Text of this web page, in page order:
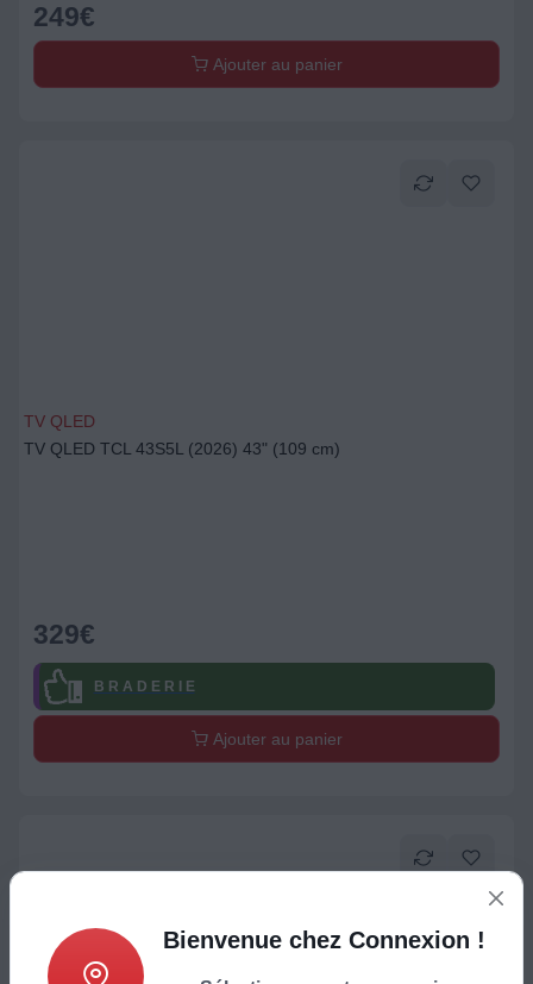
249€
Ajouter au panier
TV QLED
TV QLED TCL 43S5L (2026) 43" (109 cm)
329€
B R A D E R I E
Ajouter au panier
Bienvenue chez Connexion !